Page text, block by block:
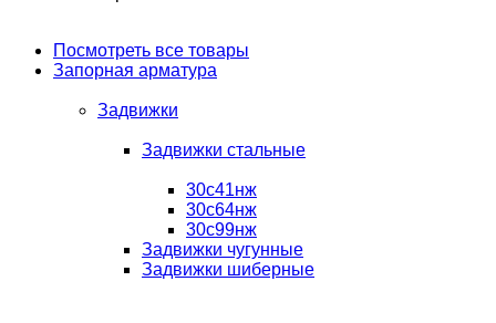
Посмотреть все товары
Запорная арматура
Задвижки
Задвижки стальные
30с41нж
30с64нж
30с99нж
Задвижки чугунные
Задвижки шиберные